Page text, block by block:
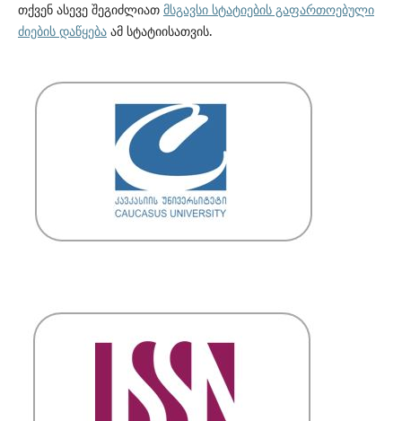
თქვენ ასევე შეგიძლიათ მსგავსი სტატიების გაფართოებული
ძიების დაწყებაამ სტატიისათვის.